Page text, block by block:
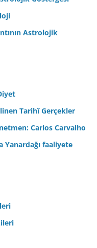
Astrolojik
Tarihî Gerçekler
Carlos Carvalho
Yanardağı faaliyete